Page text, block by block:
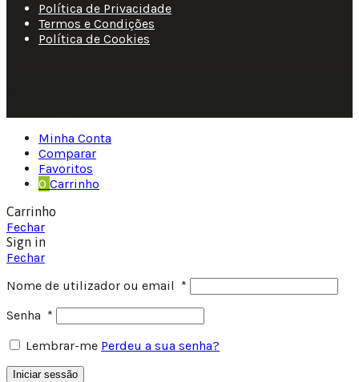
Política de Privacidade
Termos e Condições
Política de Cookies
Minha Conta
Comparar
Favoritos
0 Carrinho
Carrinho
Fechar
Sign in
Fechar
Nome de utilizador ou email *
Senha *
Lembrar-me Perdeu a sua senha?
Iniciar sessão